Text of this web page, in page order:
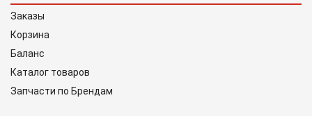
Заказы
Корзина
Баланс
Каталог товаров
Запчасти по Брендам